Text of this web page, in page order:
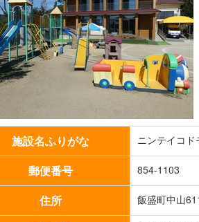
施設名ふりがな ニンテイコ
郵便番号 854-1103
住所 飯盛町中山